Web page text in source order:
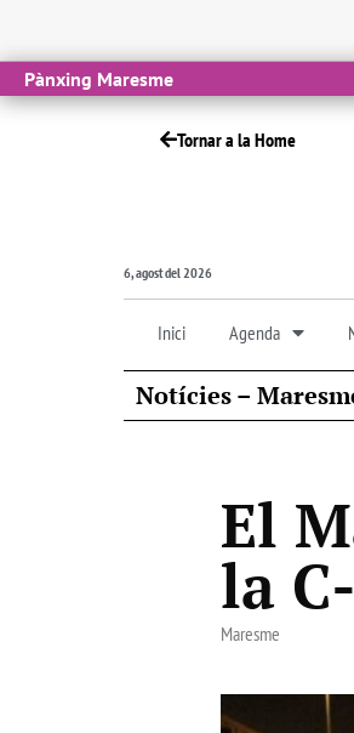
Pànxing Maresme
Tornar a la Home
6, agost del 2026
Inici Agenda
Notícies –
El
la
Maresme